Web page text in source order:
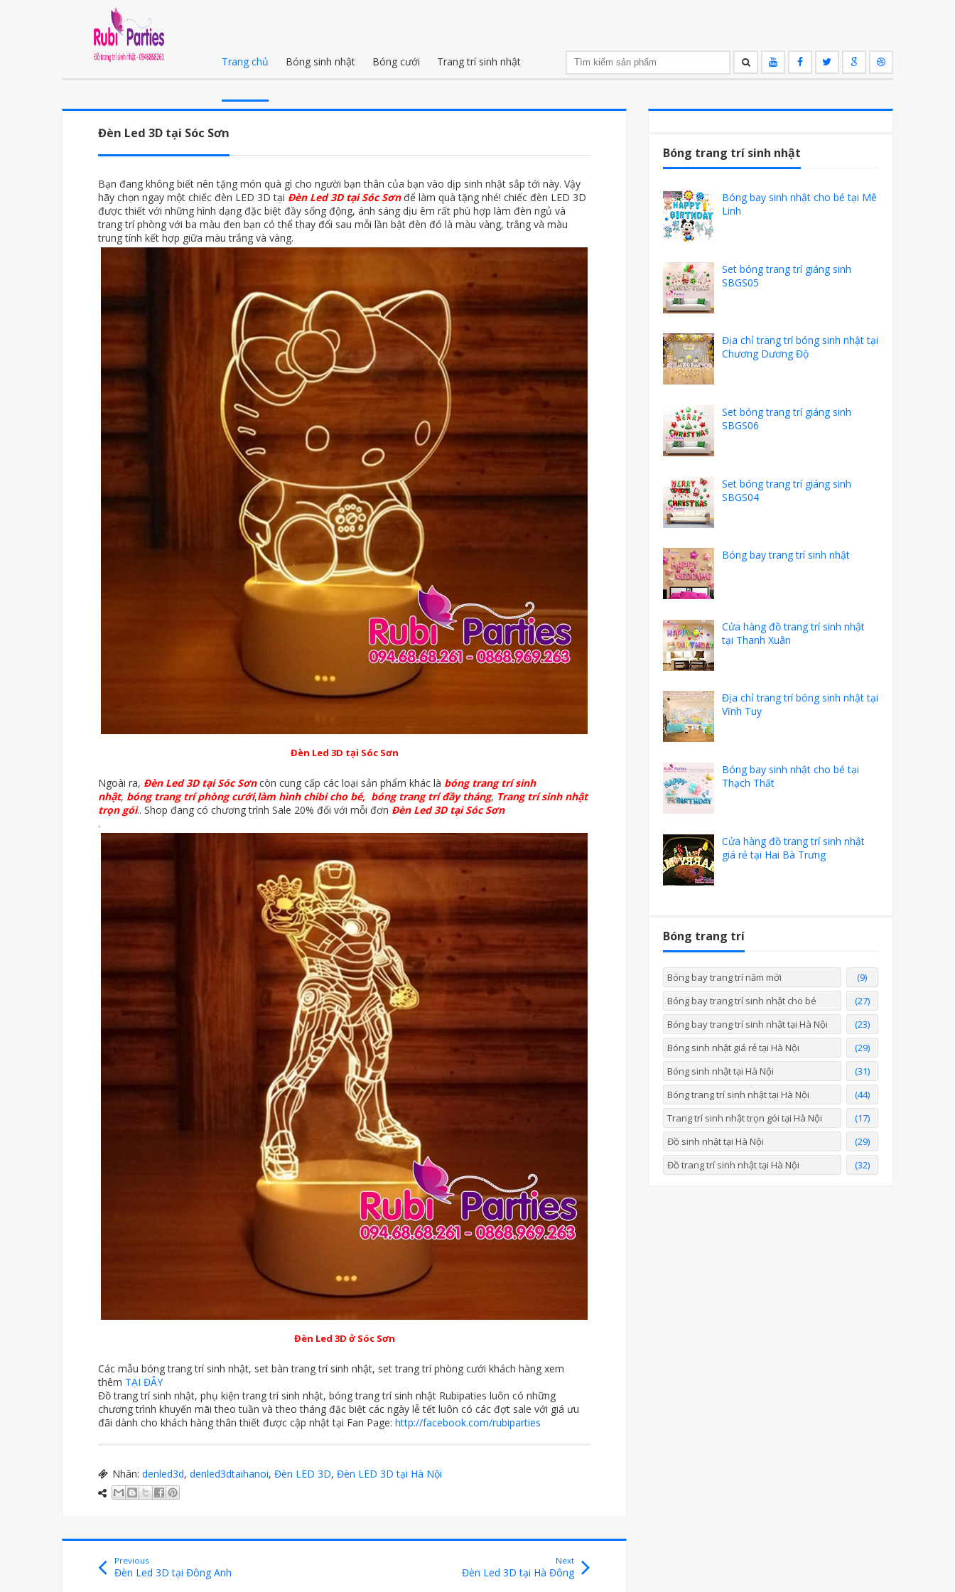
Trang chủ Bóng sinh nhật Bóng cưới Trang trí sinh nhật
Đèn Led 3D tại Sóc Sơn
Bạn đang không biết nên tặng món quà gì cho người bạn thân của bạn vào dịp sinh nhật sắp tới này. Vậy
hãy chọn ngay một chiếc đèn LED 3D tại Đèn Led 3D tại Sóc Sơnđể làm quà tặng nhé! chiếc đèn LED 3D
được thiết với những hình dạng đặc biệt đầy sống động, ánh sáng dịu êm rất phù hợp làm đèn ngủ và
trang trí phòng với ba màu đen bạn có thể thay đổi sau mỗi lần bật đèn đó là màu vàng, trắng và màu
trung tính kết hợp giữa màu trắng và vàng.
Đèn Led 3D tại Sóc Sơn
Ngoài ra, Đèn Led 3D tại Sóc Sơncòn cung cấp các loại sản phẩm khác là bóng trang trí sinh
nhật, bóng trang trí phòng cưới,làm hình chibi cho bé, bóng trang trí đầy tháng, Trang trí sinh nhật
trọn gói.. Shop đang có chương trình Sale 20% đối với mỗi đơn Đèn Led 3D tại Sóc Sơn
.
Đèn Led 3D ở Sóc Sơn
Các mẫu bóng trang trí sinh nhật, set bàn trang trí sinh nhật, set trang trí phòng cưới khách hàng xem
thêm TẠI ĐÂY
Đồ trang trí sinh nhật, phụ kiện trang trí sinh nhật, bóng trang trí sinh nhật Rubipaties luôn có những
chương trình khuyến mãi theo tuần và theo tháng đặc biệt các ngày lễ tết luôn có các đợt sale với giá ưu
đãi dành cho khách hàng thân thiết được cập nhật tại Fan Page: http://facebook.com/rubiparties
Nhãn: denled3d, denled3dtaihanoi, Đèn LED 3D, Đèn LED 3D tại Hà Nội
Previous
Đèn Led 3D tại Đông Anh
Next
Đèn Led 3D tại Hà Đông
Bóng trang trí sinh nhật
Bóng bay sinh nhật cho bé tại Mê
Linh
Set bóng trang trí giáng sinh
SBGS05
Địa chỉ trang trí bóng sinh nhật tại
Chương Dương Độ
Set bóng trang trí giáng sinh
SBGS06
Set bóng trang trí giáng sinh
SBGS04
Bóng bay trang trí sinh nhật
Cửa hàng đồ trang trí sinh nhật
tại Thanh Xuân
Địa chỉ trang trí bóng sinh nhật tại
Vĩnh Tuy
Bóng bay sinh nhật cho bé tại
Thạch Thất
Cửa hàng đồ trang trí sinh nhật
giá rẻ tại Hai Bà Trưng
Bóng trang trí
Bóng bay trang trí năm mới
(9)
Bóng bay trang trí sinh nhật cho bé
(27)
Bóng bay trang trí sinh nhật tại Hà Nội
(23)
Bóng sinh nhật giá rẻ tại Hà Nội
(29)
Bóng sinh nhật tại Hà Nội
(31)
Bóng trang trí sinh nhật tại Hà Nội
(44)
Trang trí sinh nhật trọn gói tại Hà Nội
(17)
Đồ sinh nhật tại Hà Nội
(29)
Đồ trang trí sinh nhật tại Hà Nội
(32)